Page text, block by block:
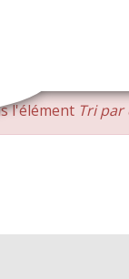
l'élément Tri par